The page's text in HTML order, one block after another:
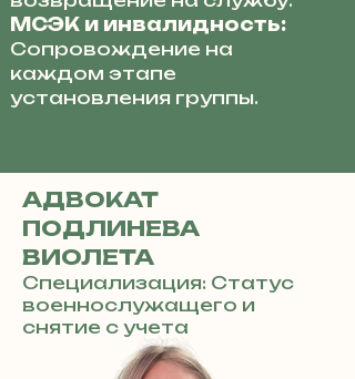
МСЭК и инвалидность:
Сопровождение на
каждом этапе
установления группы.
АДВОКАТ
ПОДЛИНЕВА
ВИОЛЕТА
Специализация: Статус
военнослужащего и
снятие с учета